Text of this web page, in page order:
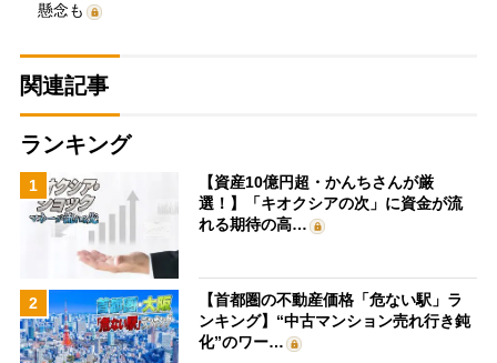
懸念も
関連記事
ランキング
1
【資産10億円超・かんちさんが厳
選！】「キオクシアの次」に資金が流
れる期待の高…
2
【首都圏の不動産価格「危ない駅」ラ
ンキング】“中古マンション売れ行き鈍
化”のワー…